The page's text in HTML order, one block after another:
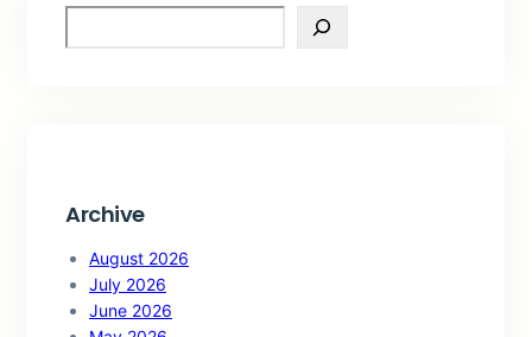
e
Archive
August 2026
July 2026
June 2026